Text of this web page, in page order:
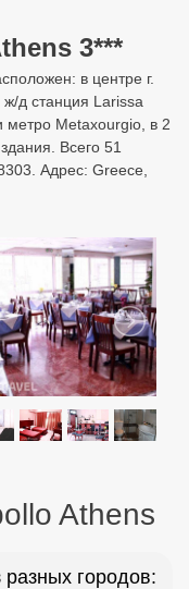
3***
в центре г.
д станция Larissa
метро Metaxourgio, в 2
Всего 51
Адрес: Greece,
Athens
городов: